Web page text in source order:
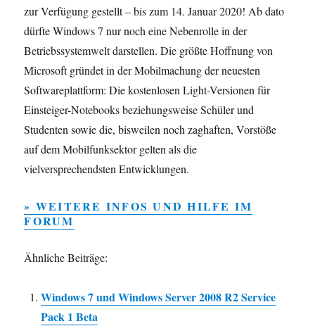
zur Verfügung gestellt – bis zum 14. Januar 2020! Ab dato
dürfte Windows 7 nur noch eine Nebenrolle in der
Betriebssystemwelt darstellen. Die größte Hoffnung von
Microsoft gründet in der Mobilmachung der neuesten
Softwareplattform: Die kostenlosen Light-Versionen für
Einsteiger-Notebooks beziehungsweise Schüler und
Studenten sowie die, bisweilen noch zaghaften, Vorstöße
auf dem Mobilfunksektor gelten als die
vielversprechendsten Entwicklungen.
» WEITERE INFOS UND HILFE IM
FORUM
Ähnliche Beiträge:
Windows 7 und Windows Server 2008 R2 Service
Pack 1 Beta